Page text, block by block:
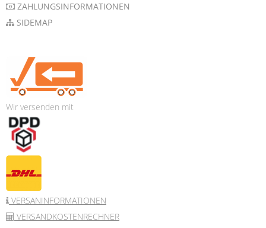
ZAHLUNGSINFORMATIONEN
SIDEMAP
Wir versenden mit
VERSANINFORMATIONEN
VERSANDKOSTENRECHNER